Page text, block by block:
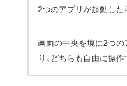
2つのアプリが起動した
画面の中央を境に2つ
り、どちらも自由に操